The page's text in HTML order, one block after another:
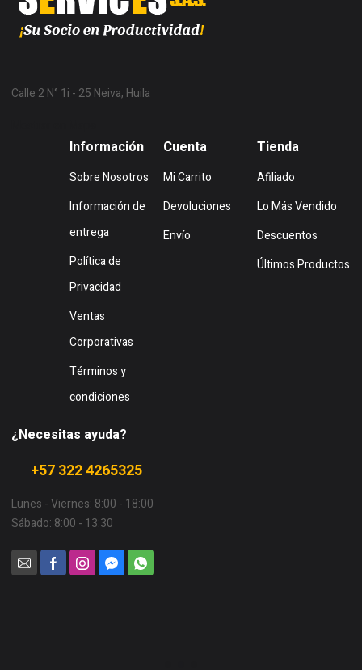
Calle 2 N° 1i - 25 Neiva, Huila
Información
Sobre Nosotros
Información de
entrega
Política de
Privacidad
Ventas
Corporativas
Términos y
condiciones
Cuenta
Mi Carrito
Devoluciones
Envío
Tienda
Afiliado
Lo Más Vendido
Descuentos
Últimos Productos
¿Necesitas ayuda?
+57 322 4265325
Lunes - Viernes: 8:00 - 18:00
Sábado: 8:00 - 13:30